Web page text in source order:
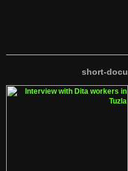
short-docu